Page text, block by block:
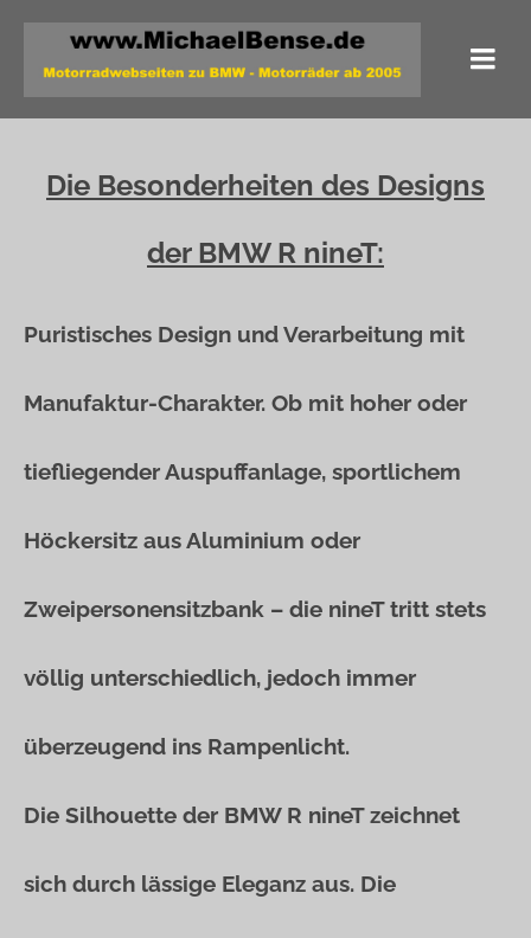
Die Besonderheiten des Designs
der BMW R nineT:
Puristisches Design und Verarbeitung mit
Manufaktur-Charakter. Ob mit hoher oder
tiefliegender Auspuffanlage, sportlichem
Höckersitz aus Aluminium oder
Zweipersonensitzbank – die nineT tritt stets
völlig unterschiedlich, jedoch immer
überzeugend ins Rampenlicht.
Die Silhouette der BMW R nineT zeichnet
sich durch lässige Eleganz aus. Die